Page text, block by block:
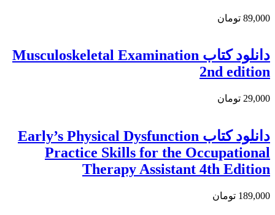
89,000 تومان
دانلود کتاب Musculoskeletal Examination
2nd edition
29,000 تومان
دانلود کتاب Early’s Physical Dysfunction
Practice Skills for the Occupational
Therapy Assistant 4th Edition
189,000 تومان